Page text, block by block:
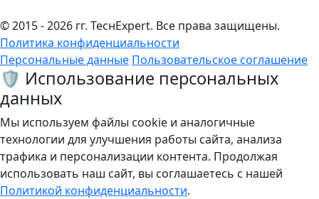
© 2015 - 2026 гг. ТеcнExpert. Все права защищены.
Политика конфиденциальности
Персональные данные Пользовательское соглашение
🛡️ Использование персональных
данных
Мы используем файлы cookie и аналогичные
технологии для улучшения работы сайта, анализа
трафика и персонализации контента. Продолжая
использовать наш сайт, вы соглашаетесь с нашей
Политикой конфиденциальности.